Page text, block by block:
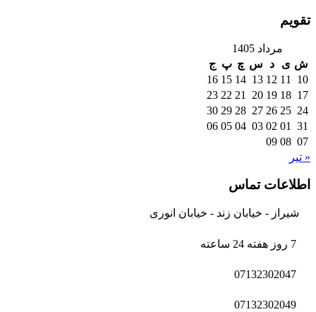
تقویم
مرداد 1405
ش ی د س چ پ ج
10
11
12
13
14
15
16
17
18
19
20
21
22
23
24
25
26
27
28
29
30
31
01
02
03
04
05
06
07
08
09
« تیر
اطلاعات تماس
شیراز - خیابان زند - خیابان انوری